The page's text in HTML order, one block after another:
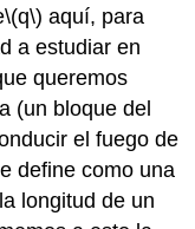
\(q\) aquí, para
a estudiar en
queremos
(un bloque del
el fuego de
define como una
longitud de un